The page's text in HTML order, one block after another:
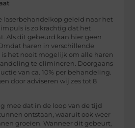
laserbehandelkop geleid naar het
is zo krachtig dat het
Als dit gebeurd kan hier geen
haren in verschillende
is het nooit mogelijk om alle haren
te elimineren. Doorgaans
van ca. 10% per behandeling.
door adviseren wij zes tot 8
mee dat in de loop van de tijd
ontstaan, waaruit ook weer
groeien. Wanneer dit gebeurt,